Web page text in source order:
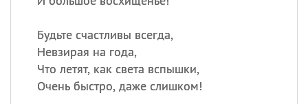
Будьте счастливы всегда,
Невзирая на года,
Что летят, как света вспышки,
Очень быстро, даже слишком!